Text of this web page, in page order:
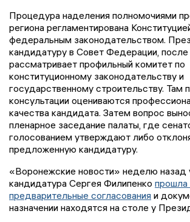
Процедура наделения полномочиями
региона регламентирована
федеральным законодательством.
кандидатуру в Совет Федерации, после
рассматривает профильный комитет по
конституционному законодательству и
государственному строительству. Там
консультации оцениваются
качества кандидата. Затем вопрос
пленарное заседание палаты, где
голосованием утверждают либо
предложенную кандидатуру.
«Воронежские новости» неделю назад
кандидатура Сергея Филипенко прошла
предварительные согласования и
назначении находятся на столе у